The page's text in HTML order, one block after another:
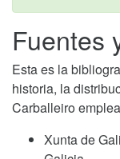
Fuentes
Esta es la
historia, la
Carballeiro
Xunta de